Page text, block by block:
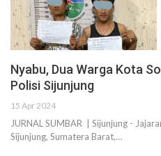
Nyabu, Dua Warga Kota
Polisi Sijunjung
15 Apr 2024
JURNAL SUMBAR | Sijunjung -
Sijunjung, Sumatera Barat,…